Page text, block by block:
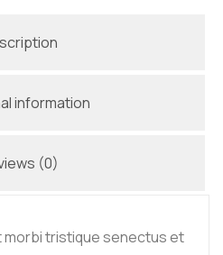
information
(0)
tristique senectus et